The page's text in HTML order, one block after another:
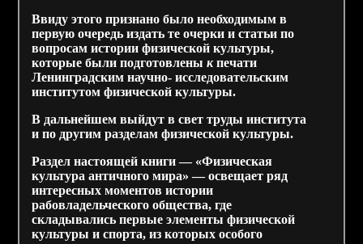
Ввиду этого признано было необходимым в
первую очередь издать те очерки и статьи по
вопросам истории физической культуры,
которые были подготовленыкпечати
Ленинградским научно- исследовательским
институтом физической культуры.
В дальнейшем выйдут в свет труды института
и по другим разделам физической культуры.
Раздел настоящей книги — «Физическая
культура античного мира» — освещает ряд
интересных моментов истории
рабовладельческого общества, где
складывались первые элементы физической
культуры и спорта, из которых особого